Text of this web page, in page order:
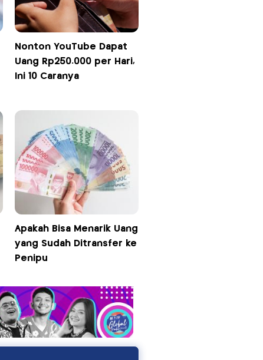
Nonton YouTube Dapat
Uang Rp250.000 per Hari,
Ini 10 Caranya
Apakah Bisa Menarik Uang
yang Sudah Ditransfer ke
Penipu